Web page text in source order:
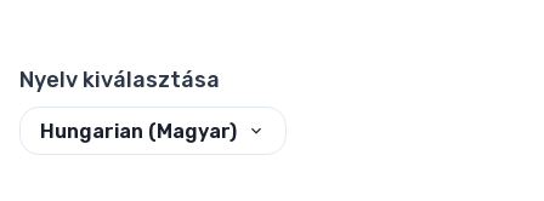
Nyelv kiválasztása
Hungarian (Magyar)